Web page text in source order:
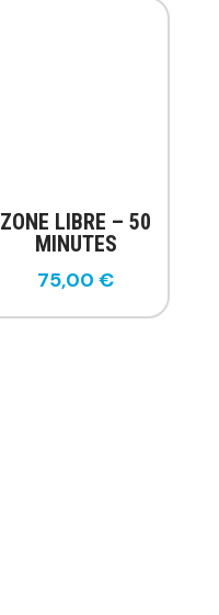
ZONE LIBRE – 50
MINUTES
75,00€